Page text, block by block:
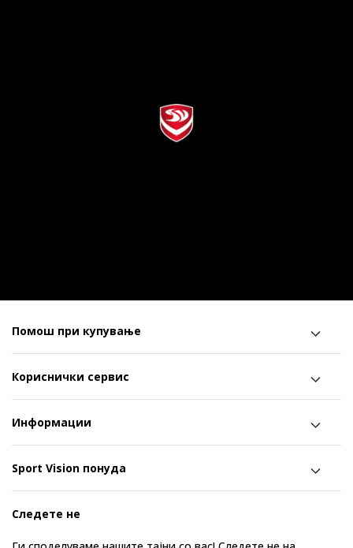
Помош при купување
Кориснички сервис
Информации
Sport Vision понуда
Следете не